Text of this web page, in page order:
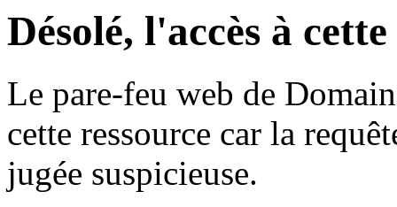
Désolé, l'accès à
Le pare-feu web de
cette ressource car la
jugée suspicieuse.